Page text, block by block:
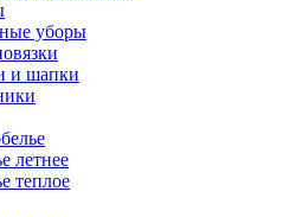
уборы
и шапки
летнее
теплое